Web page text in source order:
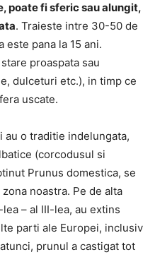
poate fi sferic sau alungit,
. Traieste intre 30-50 de
este pana la 15 ani.
proaspata sau
dulceturi etc.), in timp ce
uscate.
au o traditie indelungata,
(corcodusul si
Prunus domestica, se
noastra. Pe de alta
– al III-lea, au extins
parti ale Europei, inclusiv
prunul a castigat tot